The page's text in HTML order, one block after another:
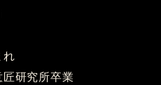
れ
研究所卒業